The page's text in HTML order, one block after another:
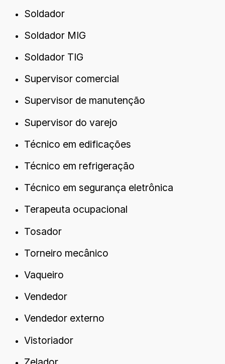
Soldador
Soldador MIG
Soldador TIG
Supervisor comercial
Supervisor de manutenção
Supervisor do varejo
Técnico em edificações
Técnico em refrigeração
Técnico em segurança eletrônica
Terapeuta ocupacional
Tosador
Torneiro mecânico
Vaqueiro
Vendedor
Vendedor externo
Vistoriador